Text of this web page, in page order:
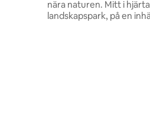
nära naturen. Mitt i
landskapspark, på en